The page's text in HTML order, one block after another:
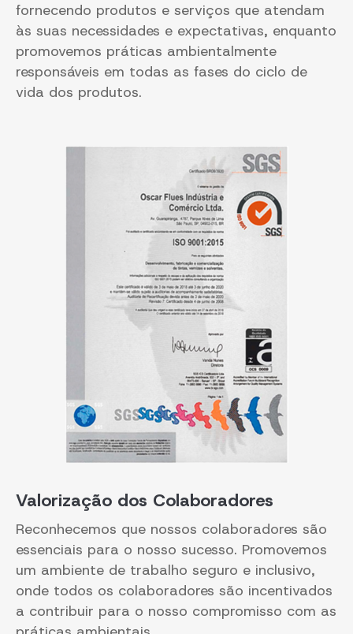
fornecendo produtos e serviços que atendam
às suas necessidades e expectativas, enquanto
promovemos práticas ambientalmente
responsáveis em todas as fases do ciclo de
vida dos produtos.
Valorização dos Colaboradores
Reconhecemos que nossos colaboradores são
essenciais para o nosso sucesso. Promovemos
um ambiente de trabalho seguro e inclusivo,
onde todos os colaboradores são incentivados
a contribuir para o nosso compromisso com as